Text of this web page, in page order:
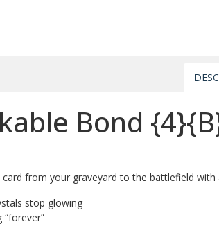
Bond {4}
from your graveyard to the battlefield with
stop glowing